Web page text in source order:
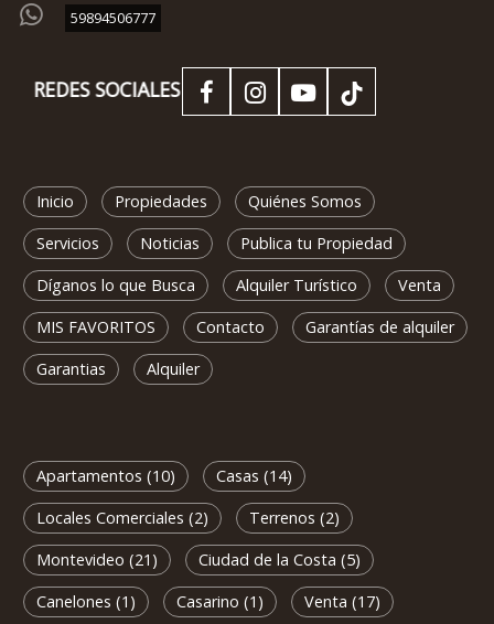
59894506777
REDES SOCIALES
Inicio Propiedades
Quiénes Somos
Servicios
Noticias
Publica tu Propiedad
Díganos lo que Busca
Alquiler Turístico
Venta
MIS FAVORITOS
Contacto
Garantías de alquiler
Garantias
Alquiler
Apartamentos (10)
Casas (14)
Locales Comerciales (2)
Terrenos (2)
Montevideo (21)
Ciudad de la Costa (5)
Canelones (1)
Casarino (1) Venta (17)